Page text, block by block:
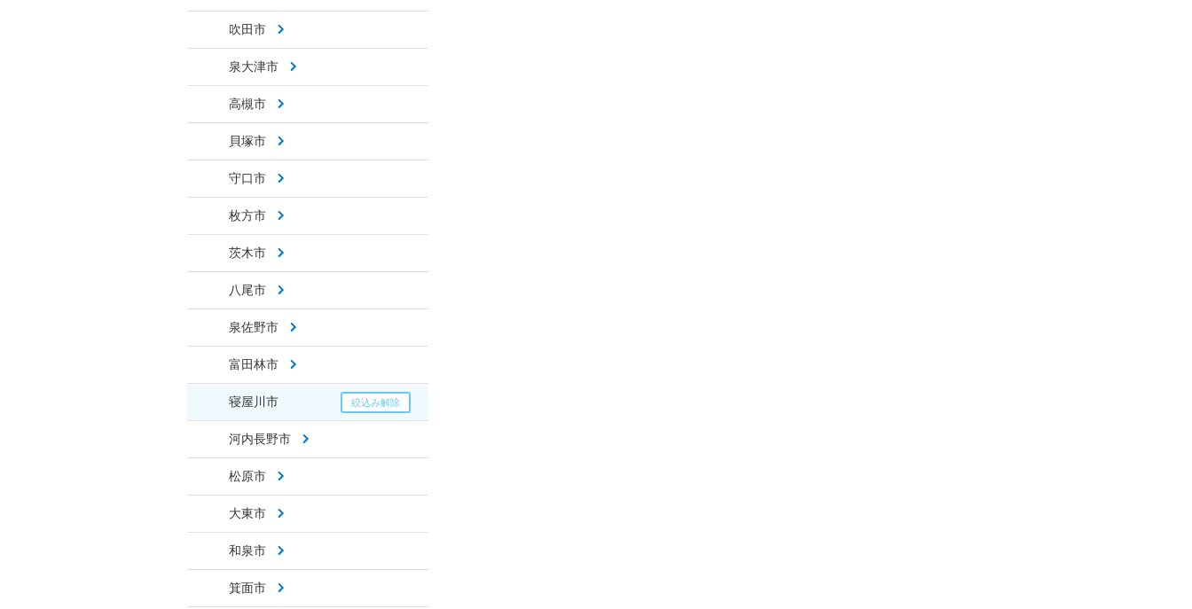
吹田市
泉大津市
高槻市
貝塚市
守口市
枚方市
茨木市
八尾市
泉佐野市
富田林市
寝屋川市
河内長野市
松原市
大東市
和泉市
箕面市